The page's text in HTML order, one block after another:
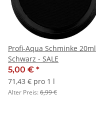
Profi-Aqua Schminke 20ml
Schwarz - SALE
5,00 € *
71,43 € pro 1 l
Alter Preis:6,99 €